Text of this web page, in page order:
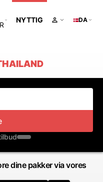
NYTTIG DA
dine pakker via vores